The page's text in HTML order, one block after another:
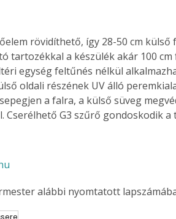
Old
új,
egyedi
vagy
Bárhol,
könyvek tetszőleges
párosítással kedvezményes
áron, 0 Ft postaköltséggel
megrendelhetők!
rövidíthető, így 28-50 cm
tartozékkal a készülék akár 100
egység feltűnés nélkül
oldali részének UV álló
a falra, a külső süveg
Cserélhető G3 szűrő gondoskodik
alábbi nyomtatott